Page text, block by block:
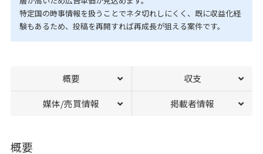
特定国の時事情報を扱うことでネタ切れしにくく、既に収益化経
験もあるため、投稿を再開すれば再成長が狙える案件です。
概要 収支
媒体/売買情報 掲載者情報
概要